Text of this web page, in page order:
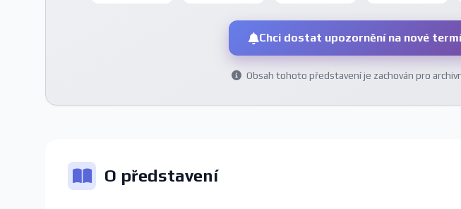
Chci dostat upozornění na nové
Obsah tohoto představení je zachován pro
O představení